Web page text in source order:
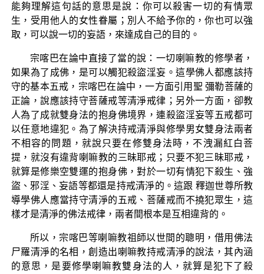
能夠理解這句話的意思是說：你可以殺害一切的有情眾
生，受用他人的女性眷屬；別人不給予你的，你也可以強
取，可以說一切的妄語，來達成自己的目的。
宗喀巴在論中直接了當的說：一切喇嘛教的修學者，
如果為了成佛，是可以觸犯殺盜淫妄。這學佛人都應該持
守的基本五戒，宗喀巴在論中，一方面引用聖 彌勒菩薩的
正論，說應該持守菩薩戒等清淨戒律；另外一方面，卻教
人為了成就雙身法的抱身佛境界，連殺盜淫妄等五戒都可
以任意地違犯。為了解決持戒清淨與修學男女雙身法兩者
不相容的問題，就說只要在修雙身法時，不洩漏紅白菩
提，就沒有違背喇嘛教的三昧耶戒；只要不犯三昧耶戒，
就算是修樂空雙運的抱身佛，對於一切有情犯下殺生、強
盜、邪淫、妄語等都還是持戒清淨的。這跟 釋迦世尊所教
導學佛人應當持守清淨的五戒、菩薩戒而不撓犯眾生，這
樣才是清淨的佛法戒律，兩者間根本是互相違背的。
所以，宗喀巴等喇嘛教祖師以世間的聰明，借用佛法
尸羅清淨的名相，創造出喇嘛教持戒清淨的說法，其內涵
的意思，是要修學喇嘛教雙身法的人，就算是犯下了殺